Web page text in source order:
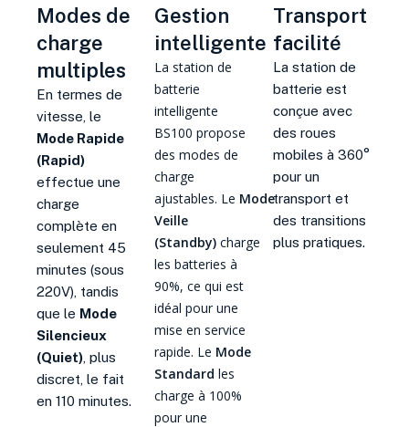
Modes de
charge
multiples
En termes de
vitesse, le
Mode Rapide
(Rapid)
effectue une
charge
complète en
seulement 45
minutes (sous
220V), tandis
que le Mode
Silencieux
(Quiet) , plus
discret, le fait
en 110 minutes.
Gestion
intelligente
La station de
batterie
intelligente
BS100 propose
des modes de
charge
ajustables. Le Mode
Veille
(Standby) charge
les batteries à
90%, ce qui est
idéal pour une
mise en service
rapide. Le Mode
Standard les
charge à 100%
pour une
Transport
facilité
La station de
batterie est
conçue avec
des roues
mobiles à 360°
pour un
transport et
des transitions
plus pratiques.